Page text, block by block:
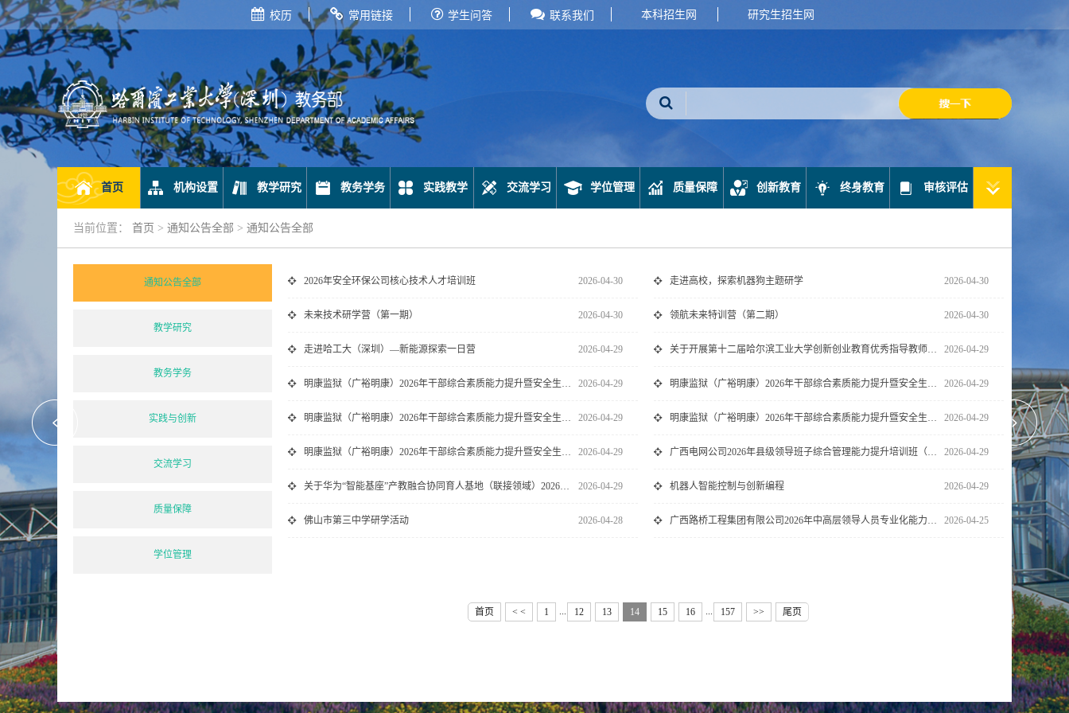
校历 常用链接 学生问答 联系我们 本科招生网 研究生招生网
首页 机构设置 教学研究 教务学务 实践教学 交流学习 学位管理 质量保障 创新教育 终身教育 审核评估
当前位置： 首页 > 通知公告全部 > 通知公告全部
通知公告全部
教学研究
教务学务
实践与创新
交流学习
质量保障
学位管理
2026年安全环保公司核心技术人才培训班 2026-04-30 走进高校，探索机器狗主题研学 2026-04-30
未来技术研学营（第一期） 2026-04-30 领航未来特训营（第二期） 2026-04-30
走进哈工大（深圳）—新能源探索一日营 2026-04-29 关于开展第十二届哈尔滨工业大学创新创业教育优秀指导教师奖推... 2026-04-29
明康监狱（广裕明康）2026年干部综合素质能力提升暨安全生产培... 2026-04-29 明康监狱（广裕明康）2026年干部综合素质能力提升暨安全生产培... 2026-04-29
明康监狱（广裕明康）2026年干部综合素质能力提升暨安全生产培... 2026-04-29 明康监狱（广裕明康）2026年干部综合素质能力提升暨安全生产培... 2026-04-29
明康监狱（广裕明康）2026年干部综合素质能力提升暨安全生产培... 2026-04-29 广西电网公司2026年县级领导班子综合管理能力提升培训班（第一... 2026-04-29
关于华为“智能基座”产教融合协同育人基地（联接领域）2026年... 2026-04-29 机器人智能控制与创新编程 2026-04-29
佛山市第三中学研学活动 2026-04-28 广西路桥工程集团有限公司2026年中高层领导人员专业化能力提升... 2026-04-25
首页 < < 1 12 13 14 15 16 157 >> 尾页